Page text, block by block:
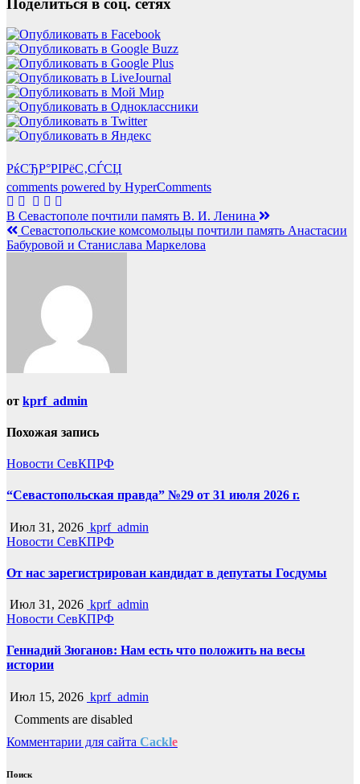
РќСЂР°РІРёС‚СЃСЏ
comments powered by HyperComments
Навигация
по
В Севастополе почтили память В. И. Ленина
Севастопольские комсомольцы почтили память Анастасии
Бабуровой и Станислава Маркелова
от kprf_admin
Похожая запись
Новости СевКПРФ
“Севастопольская правда” №29 от 31 июля 2026 г.
Июл 31, 2026 kprf_admin
Новости СевКПРФ
От нас зарегистрирован кандидат в депутаты Госдумы
Июл 31, 2026 kprf_admin
Новости СевКПРФ
Геннадий Зюганов: Нам есть что положить на весы
истории
Июл 15, 2026 kprf_admin
Comments are disabled
Комментарии для сайта Cackle
Поиск